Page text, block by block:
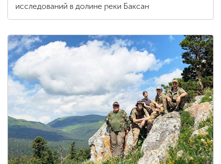
исследований в долине реки Баксан